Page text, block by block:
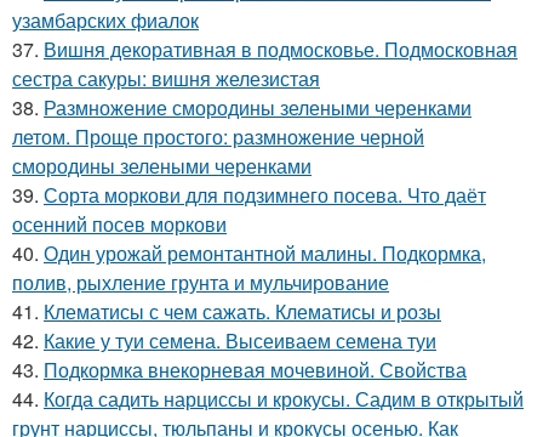
узамбарских фиалок
37. Вишня декоративная в подмосковье. Подмосковная
сестра сакуры: вишня железистая
38. Размножение смородины зелеными черенками
летом. Проще простого: размножение черной
смородины зелеными черенками
39. Сорта моркови для подзимнего посева. Что даёт
осенний посев моркови
40. Один урожай ремонтантной малины. Подкормка,
полив, рыхление грунта и мульчирование
41. Клематисы с чем сажать. Клематисы и розы
42. Какие у туи семена. Высеиваем семена туи
43. Подкормка внекорневая мочевиной. Свойства
44. Когда садить нарциссы и крокусы. Садим в открытый
грунт нарциссы, тюльпаны и крокусы осенью. Как